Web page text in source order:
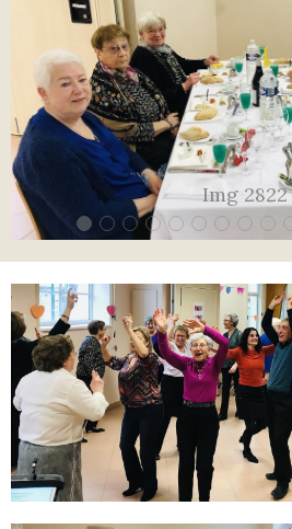
Img 2822